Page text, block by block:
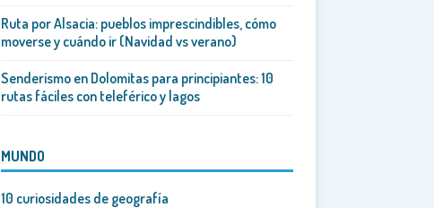
Ruta por Alsacia: pueblos imprescindibles, cómo
moverse y cuándo ir (Navidad vs verano)
Senderismo en Dolomitas para principiantes: 10
rutas fáciles con teleférico y lagos
MUNDO
10 curiosidades de geografía